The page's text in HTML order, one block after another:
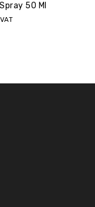
50 Ml